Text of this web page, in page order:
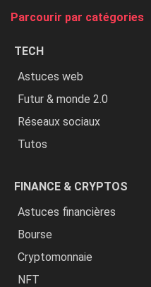
Parcourir par catégories
TECH
Astuces web
Futur & monde 2.0
Réseaux sociaux
Tutos
FINANCE & CRYPTOS
Astuces financières
Bourse
Cryptomonnaie
NFT